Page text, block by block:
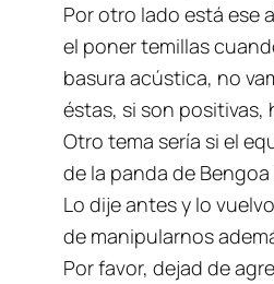
Por otro lado está ese
el ponertemillas
basura acústica, no
éstas, si son positivas,
Otro tema sería si el
de la panda de
Lo dije antes y lo
de manipularnos
Por favor, dejad de